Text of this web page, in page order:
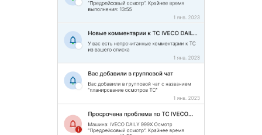
технического обслуживания, планового
информации по всем сущностям